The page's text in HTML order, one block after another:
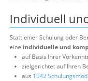
Individuell
Statt einer Schulung oder
eine individuelle und
auf Basis Ihrer
zielgerichtet auf Ihren
aus 1042